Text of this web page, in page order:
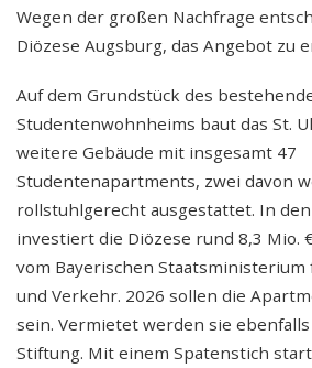
Wegen der großen Nachfrage
Diözese Augsburg, das Angebot zu
Auf dem Grundstück des
Studentenwohnheims baut das St.
weitere Gebäude mit insgesamt 47
Studentenapartments, zwei davon
rollstuhlgerecht ausgestattet. In
investiert die Diözese rund 8,3 Mio.
vom Bayerischen Staatsministerium
und Verkehr. 2026 sollen die
sein. Vermietet werden sie
Stiftung. Mit einem Spatenstich